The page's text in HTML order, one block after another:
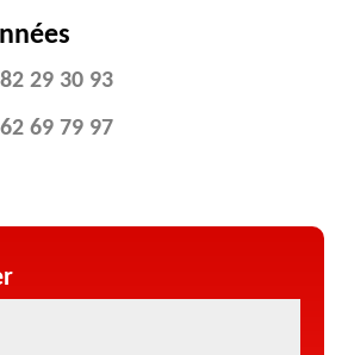
29 30 93
69 79 97